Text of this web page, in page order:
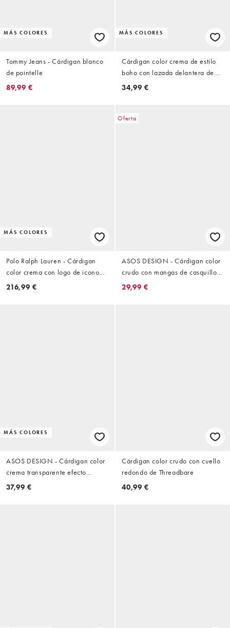
MÁS COLORES
Tommy Jeans - Cárdigan blanco
de pointelle
89,99 €
MÁS COLORES
Cárdigan color crema de estilo
boho con lazada delantera de
Miss Selfridge
34,99 €
MÁS COLORES
Polo Ralph Lauren - Cárdigan
color crema con logo de icono
de punto fino
216,99 €
Oferta
ASOS DESIGN - Cárdigan color
crudo con mangas de casquillo y
tapeta fruncida de punto
29,99 €
MÁS COLORES
ASOS DESIGN - Cárdigan color
crema transparente efecto
segunda piel
37,99 €
Cárdigan color crudo con cuello
redondo de Threadbare
40,99 €